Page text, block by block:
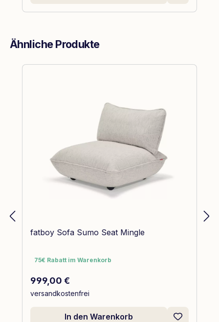
Ähnliche Produkte
Produktgalerie überspringen
fatboy Sofa Sumo Seat Mingle
75€ Rabatt im Warenkorb
75€ Rabatt im Warenkorb
Regulärer Preis:
999,00 €
versandkostenfrei
In den Warenkorb